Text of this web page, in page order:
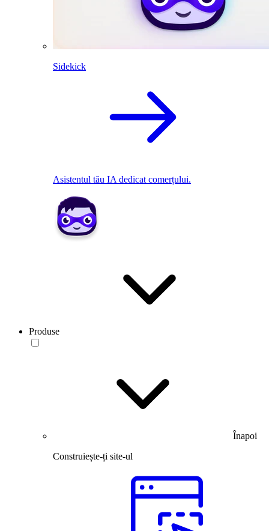
Sidekick
Asistentul tău IA dedicat comerțului.
Produse
Înapoi
Construiește-ți site-ul